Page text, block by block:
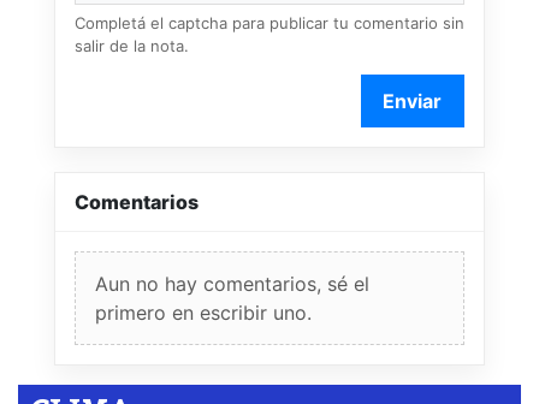
Completá el captcha para publicar tu comentario sin
salir de la nota.
Enviar
Comentarios
Aun no hay comentarios, sé el
primero en escribir uno.